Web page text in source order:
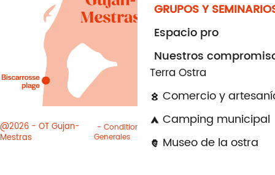
GRUPOS Y
Espacio pro
Nuestros
Terra Ostra
Comercio y
Camping municipal
Museo de la ostra
@2026 - OT Gujan-
Mestras
Conditiones
Generales
Informacion
juridica
Cookies